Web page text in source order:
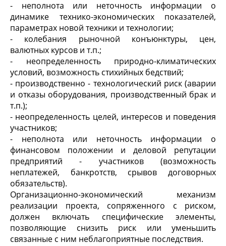
- неполнота или неточность информации о
динамике технико-экономических показателей,
параметрах новой техники и технологии;
- колебания рыночной конъюнктуры, цен,
валютных курсов и т.п.;
- неопределенность природно-климатических
условий, возможность стихийных бедствий;
- производственно - технологический риск (аварии
и отказы оборудования, производственный брак и
т.п.);
- неопределенность целей, интересов и поведения
участников;
- неполнота или неточность информации о
финансовом положении и деловой репутации
предприятий - участников (возможность
неплатежей, банкротств, срывов договорных
обязательств).
Организационно-экономический механизм
реализации проекта, сопряженного с риском,
должен включать специфические элементы,
позволяющие снизить риск или уменьшить
связанные с ним неблагоприятные последствия.